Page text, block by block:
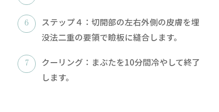
ステップ４：切開部の左右外側の皮膚を埋
没法二重の要領で瞼板に縫合します。
クーリング：まぶたを10分間冷やして終了
します。